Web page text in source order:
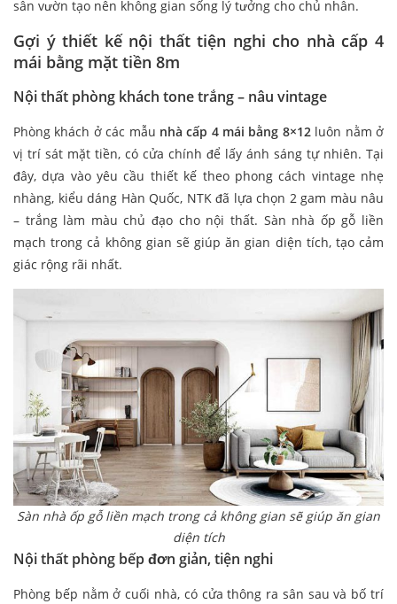
sân vườn tạo nên không gian sống lý tưởng cho chủ nhân.
Gợi ý thiết kế nội thất tiện nghi cho nhà cấp 4
mái bằng mặt tiền 8m
Nội thất phòng khách tone trắng – nâu vintage
Phòng khách ở các mẫu nhà cấp 4 mái bằng 8×12luôn nằm ở
vị trí sát mặt tiền, có cửa chính để lấy ánh sáng tự nhiên. Tại
đây, dựa vào yêu cầu thiết kế theo phong cách vintage nhẹ
nhàng, kiểu dáng Hàn Quốc, NTK đã lựa chọn 2 gam màu nâu
– trắng làm màu chủ đạo cho nội thất. Sàn nhà ốp gỗ liền
mạch trong cả không gian sẽ giúp ăn gian diện tích, tạo cảm
giác rộng rãi nhất.
Sàn nhà ốp gỗ liền mạch trong cả không gian sẽ giúp ăn gian
diện tích
Nội thất phòng bếp đơn giản, tiện nghi
Phòng bếp nằm ở cuối nhà, có cửa thông ra sân sau và bố trí